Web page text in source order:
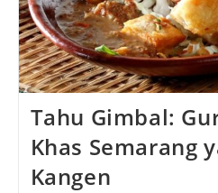
Tahu Gimbal:
Khas Semarang
Kangen